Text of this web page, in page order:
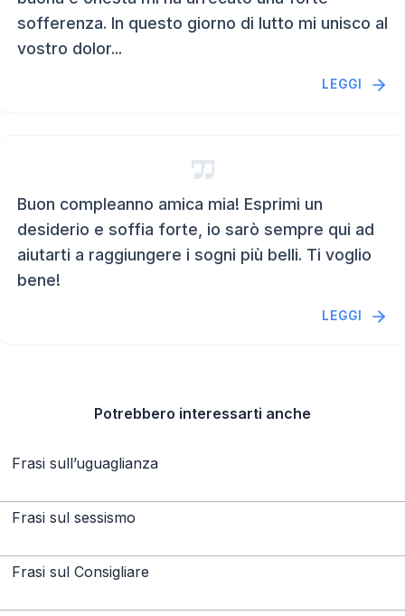
sofferenza. In questo giorno di lutto mi unisco al
vostro dolor...
LEGGI
Buon compleanno amica mia! Esprimi un
desiderio e soffia forte, io sarò sempre qui ad
aiutarti a raggiungere i sogni più belli. Ti voglio
bene!
LEGGI
Potrebbero interessarti anche
Frasi sull’uguaglianza
Frasi sul sessismo
Frasi sul Consigliare